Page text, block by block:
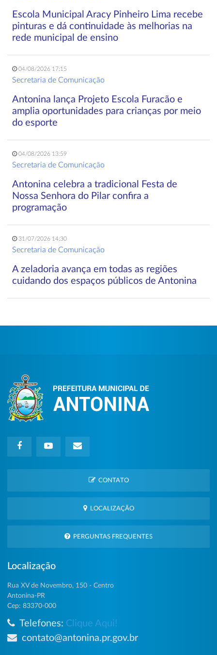
Escola Municipal Aracy Pinheiro Lima recebe
pinturas e dá continuidade às melhorias na
rede municipal de ensino
04/08/2026 17:15
Secretaria de Comunicação
Antonina lança Projeto Escola Furacão e
amplia oportunidades para crianças por meio
do esporte
04/08/2026 13:59
Secretaria de Comunicação
Antonina celebra a tradicional Festa de
Nossa Senhora do Pilar confira a
programação
31/07/2026 14:30
Secretaria de Comunicação
A zeladoria avança em todas as regiões
cuidando dos espaços públicos de Antonina
CONTATO
LOCALIZAÇÃO
PERGUNTAS FREQUENTES
Localização
Rua XV de Novembro, 150 - Centro
Antonina-PR
Cep: 83370-000
Telefones: Clique Aqui!
contato@antonina.pr.gov.br